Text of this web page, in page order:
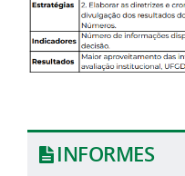
INFORMES